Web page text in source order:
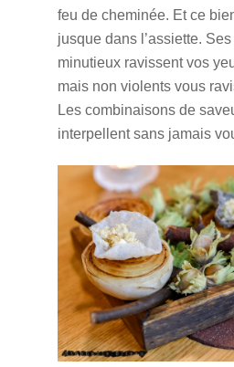
feu de cheminée. Et ce
jusque dans l’assiette.
minutieux ravissent vos
mais non violents vous
Les combinaisons de
interpellent sans jamais